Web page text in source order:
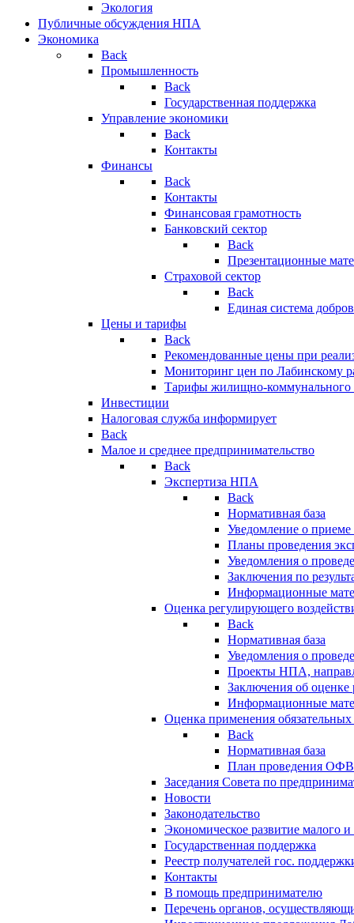
Экология
Публичные обсуждения НПА
Экономика
Back
Промышленность
Back
Государственная поддержка
Управление экономики
Back
Контакты
Финансы
Back
Контакты
Финансовая грамотность
Банковский сектор
Back
Презентационные
Страховой сектор
Back
Единая система
Цены и тарифы
Back
Рекомендованные цены при
Мониторинг цен по Лабинскому
Тарифы жилищно-коммунального
Инвестиции
Налоговая служба информирует
Back
Малое и среднее предпринимательство
Back
Экспертиза НПА
Back
Нормативная база
Уведомление о
Планы проведения
Уведомления о
Заключения по
Информационные
Оценка регулирующего
Back
Нормативная база
Уведомления о
Проекты НПА,
Заключения об
Информационные
Оценка применения
Back
Нормативная база
План проведения
Заседания Совета по
Новости
Законодательство
Экономическое развитие малого и
Государственная поддержка
Реестр получателей гос.
Контакты
В помощь предпринимателю
Перечень органов,